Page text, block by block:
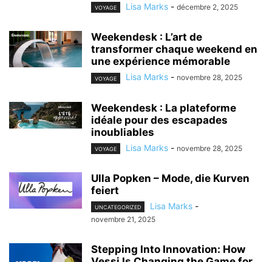
VOYAGE Lisa Marks - décembre 2, 2025
Weekendesk : L’art de
transformer chaque weekend en
une expérience mémorable
VOYAGE Lisa Marks - novembre 28, 2025
Weekendesk : La plateforme
idéale pour des escapades
inoubliables
VOYAGE Lisa Marks - novembre 28, 2025
Ulla Popken – Mode, die Kurven
feiert
UNCATEGORIZED Lisa Marks -
novembre 21, 2025
Stepping Into Innovation: How